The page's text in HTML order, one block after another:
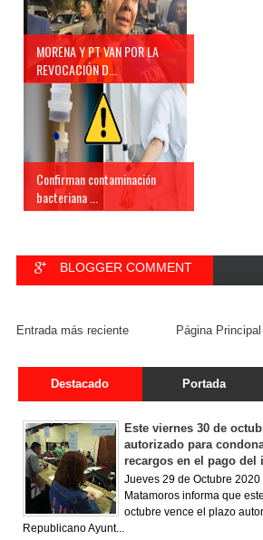
MORENA Y PT VAN POR LA
REVOCACIÓN D...
Confirman contaminación
bacteriana ...
BLOGGER COMMENT
Entrada más reciente Página Principal
Destacado Portada
Este viernes 30 de
autorizado para
recargos en el pago del
Jueves 29 de Octubre 2020
Matamoros informa que
octubre vence el plazo
Republicano Ayunt...